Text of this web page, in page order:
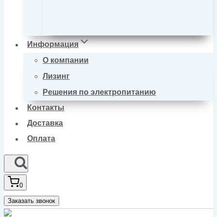
Информация
О компании
Лизинг
Решения по электропитанию
Контакты
Доставка
Оплата
0
Заказать звонок